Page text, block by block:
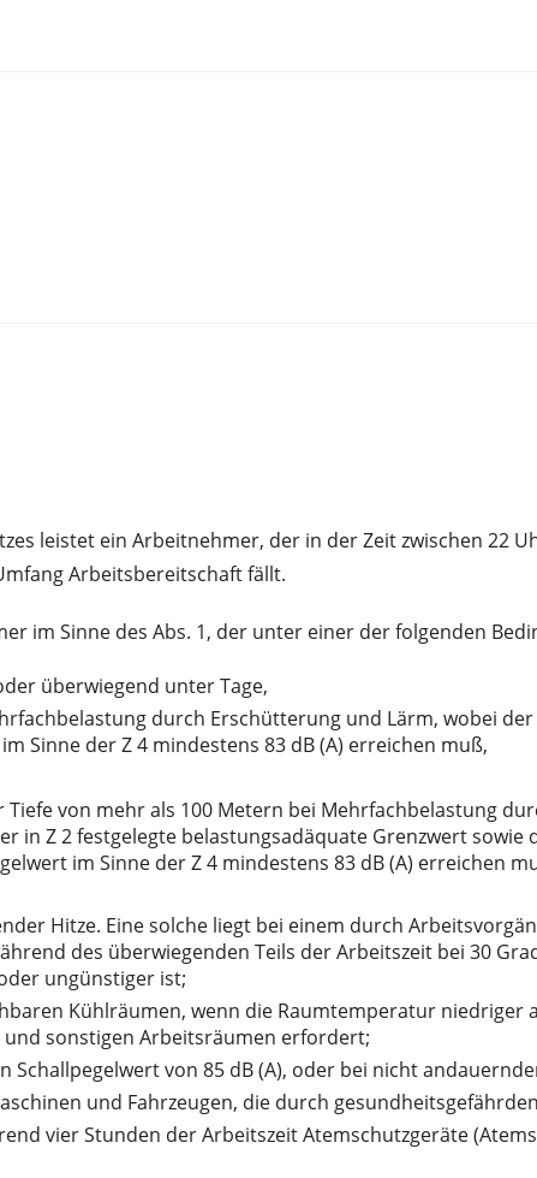
leistet ein Arbeitnehmer, der in der Zeit zwischen 22
Arbeitsbereitschaft fällt.
im Sinne des Abs. 1, der unter einer der folgenden
überwiegend unter Tage,
durch Erschütterung und Lärm, wobei
Sinne der Z 4 mindestens 83 dB (A) erreichen muß,
von mehr als 100 Metern bei Mehrfachbelastung
in Z 2 festgelegte belastungsadäquate Grenzwert
im Sinne der Z 4 mindestens 83 dB (A) erreichen
Hitze. Eine solche liegt bei einem durch
des überwiegenden Teils der Arbeitszeit bei 30
ungünstiger ist;
Kühlräumen, wenn die Raumtemperatur niedriger
sonstigen Arbeitsräumen erfordert;
Schallpegelwert von 85 dB (A), oder bei nicht
und Fahrzeugen, die durch
vier Stunden der Arbeitszeit Atemschutzgeräte